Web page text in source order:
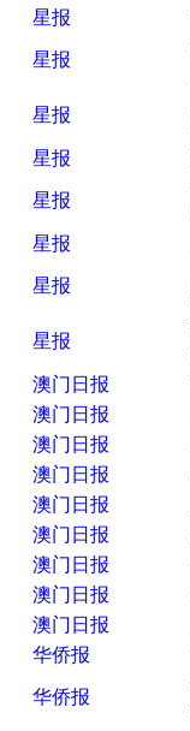
星报
星报
星报
星报
星报
星报
星报
星报
澳门日报
澳门日报
澳门日报
澳门日报
澳门日报
澳门日报
澳门日报
澳门日报
澳门日报
华侨报
华侨报